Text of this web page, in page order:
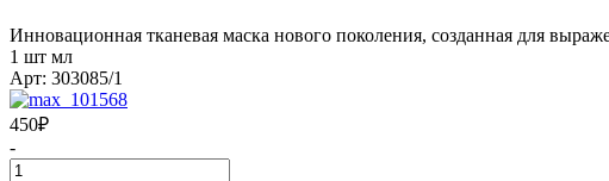
Инновационная тканевая маска нового поколения, созданная для
1 шт мл
Арт: 303085/1
450₽
-